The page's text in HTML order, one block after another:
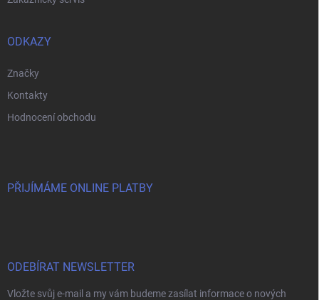
ODKAZY
Značky
Kontakty
Hodnocení obchodu
PŘIJÍMÁME ONLINE PLATBY
ODEBÍRAT NEWSLETTER
Vložte svůj e-mail a my vám budeme zasílat informace o nových